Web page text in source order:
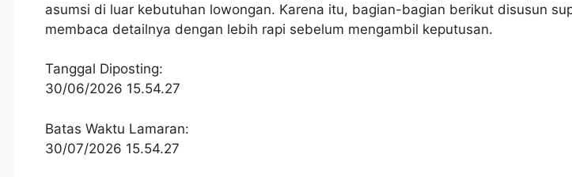
asumsi di luar kebutuhan lowongan. Karena itu, bagian-bagian berikut disusun
membaca detailnya dengan lebih rapi sebelum mengambil keputusan.
Tanggal Diposting:
30/06/2026 15.54.27
Batas Waktu Lamaran:
30/07/2026 15.54.27